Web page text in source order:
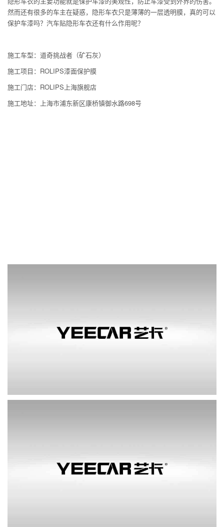
然而还有很多的车主在疑惑，隐形车衣只是薄薄的一层透明膜，真的可以
保护车漆吗？汽车贴隐形车衣还有什么作用呢？
施工车型：道奇挑战者（矿石灰）
施工项目：ROLIPS漆面保护膜
施工门店：ROLIPS上海旗舰店
施工地址：上海市浦东新区康桥镇御水路698号